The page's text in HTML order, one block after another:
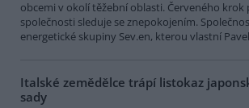
obcemi v okolí těžební oblasti. Červeného
společnosti sleduje se znepokojením.
energetické skupiny Sev.en, kterou vlastní
Italské zemědělce trápí listokaz
sady